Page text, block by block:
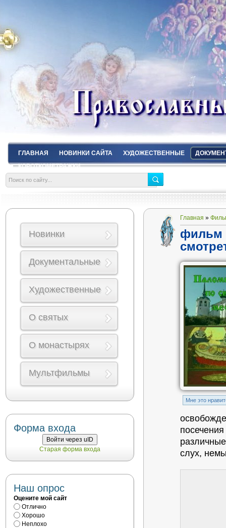
ГЛАВНАЯ НОВИНКИ САЙТА ХУДОЖЕСТВЕННЫЕ
КОРОТКОМЕТРАЖКИ
Главная »
фильм
Mне это
слух,
Новинки
Документальные
Художественные
О святых
О монастырях
Мультфильмы
Форма входа
Войти через uID
Старая форма входа
Наш опрос
Оцените мой сайт
Отлично
Хорошо
Неплохо